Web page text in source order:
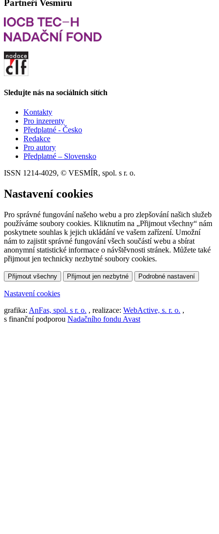
Partneři Vesmíru
Sledujte nás na sociálních sítích
Kontakty
Pro inzerenty
Předplatné - Česko
Redakce
Pro autory
Předplatné – Slovensko
ISSN 1214-4029, © VESMÍR, spol. s r. o.
Nastavení cookies
Pro správné fungování našeho webu a pro zlepšování našich služeb
používáme soubory cookies. Kliknutím na „Přijmout všechny“ nám
poskytnete souhlas k jejich ukládání ve vašem zařízení. Umožní
nám to zajistit správné fungování všech součástí webu a sbírat
anonymní statistické informace o návštěvnosti stránek. Můžete také
přijmout jen technicky nezbytné soubory cookies.
Přijmout všechny Přijmout jen nezbytné Podrobné nastavení
Nastavení cookies
grafika: AnFas, spol. s r. o. , realizace: WebActive, s. r. o. ,
s finanční podporou Nadačního fondu Avast